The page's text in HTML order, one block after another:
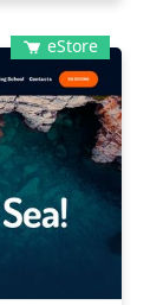
eStore